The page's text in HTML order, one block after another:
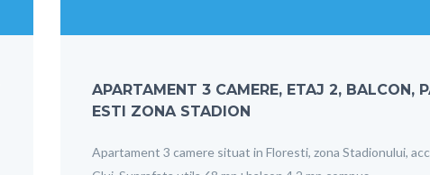
APARTAMENT 3 CAMERE, ETAJ 2, BALCON,
ESTI ZONA STADION
Apartament 3 camere situat in Floresti, zona Stadionului,